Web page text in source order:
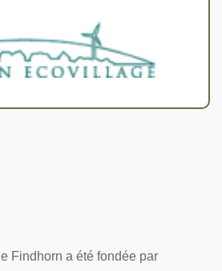
Findhorn a été fondée par